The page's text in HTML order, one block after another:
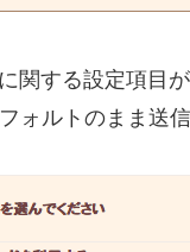
関する設定項目
ォルトのまま送